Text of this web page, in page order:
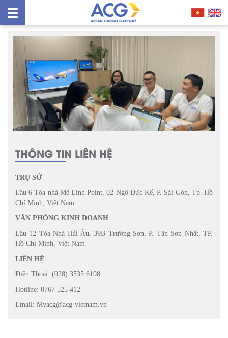
THÔNG TIN LIÊN HỆ
TRỤ SỞ
Lầu 6 Tòa nhà Mê Linh Point, 02 Ngô Đức Kế, P. Sài Gòn, Tp. Hồ
Chí Minh, Việt Nam
VĂN PHÒNG KINH DOANH
Lầu 12 Tòa Nhà Hải Âu, 39B Trường Sơn, P. Tân Sơn Nhất, TP.
Hồ Chí Minh, Việt Nam
LIÊN HỆ
Điện Thoại: (028) 3535 6198
Hotline: 0767 525 412
Email: Myacg@acg-vietnam.vn